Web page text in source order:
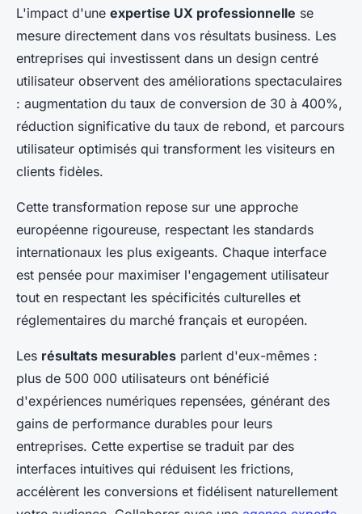
L'impact d'une expertise UX professionnelle se
mesure directement dans vos résultats business. Les
entreprises qui investissent dans un design centré
utilisateur observent des améliorations spectaculaires
: augmentation du taux de conversion de 30 à 400%,
réduction significative du taux de rebond, et parcours
utilisateur optimisés qui transforment les visiteurs en
clients fidèles.
Cette transformation repose sur une approche
européenne rigoureuse, respectant les standards
internationaux les plus exigeants. Chaque interface
est pensée pour maximiser l'engagement utilisateur
tout en respectant les spécificités culturelles et
réglementaires du marché français et européen.
Les résultats mesurables parlent d'eux-mêmes :
plus de 500 000 utilisateurs ont bénéficié
d'expériences numériques repensées, générant des
gains de performance durables pour leurs
entreprises. Cette expertise se traduit par des
interfaces intuitives qui réduisent les frictions,
accélèrent les conversions et fidélisent naturellement